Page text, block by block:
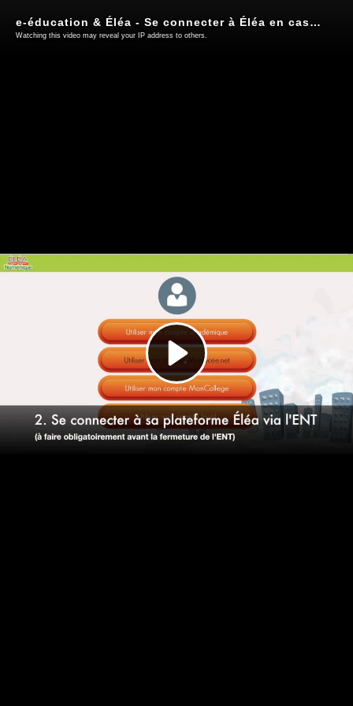
Play
Video
e-éducation & Éléa - Se connecter à Éléa en cas de fermeture de l'ENT
Watching this video may reveal your IP address to others.